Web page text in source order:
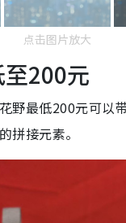
点击图片放大
200元
野最低200元可以
拼接元素。